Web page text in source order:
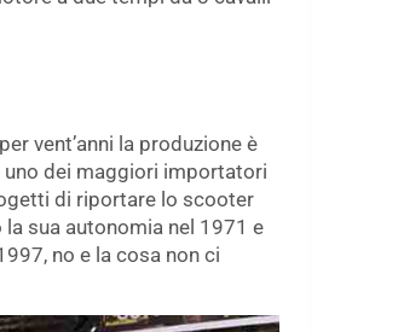
vent’anni la produzione è
uno dei maggiori importatori
di riportare lo scooter
sua autonomia nel 1971 e
no e la cosa non ci